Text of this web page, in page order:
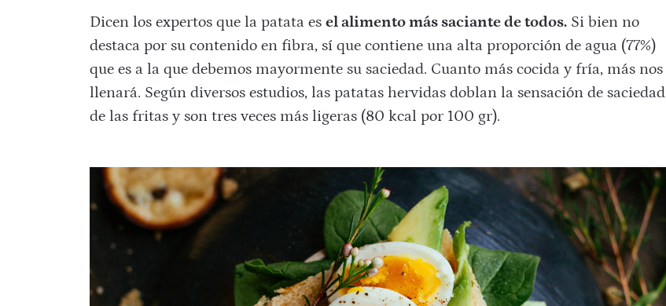
Dicen los expertos que la patata es el alimento más saciante de todos.Si bien no
destaca por su contenido en fibra, sí que contiene una alta proporción de agua (77%)
que es a la que debemos mayormente su saciedad. Cuanto más cocida y fría, más nos
llenará. Según diversos estudios, las patatas hervidas doblan la sensación de saciedad
de las fritas y son tres veces más ligeras (80 kcal por 100 gr).